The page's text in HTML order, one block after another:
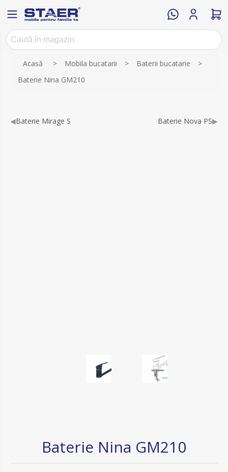
Acasă > Mobila bucatarii > Baterii bucatarie
>
Baterie Nina GM210
◀Baterie Mirage S Baterie Nova PS▶
Baterie Nina GM210